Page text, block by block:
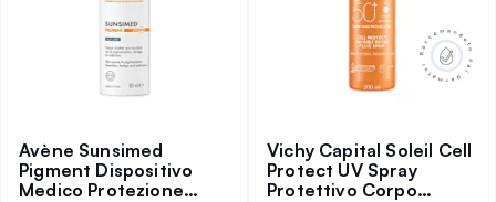
Avène Sunsimed
Pigment Dispositivo
Medico Protezione
Vichy Capital Soleil Cell
Protect UV Spray
Protettivo Corpo